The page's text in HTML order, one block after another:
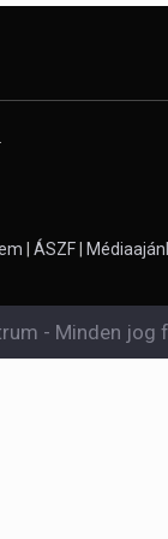
ÁSZF
- Minden jog